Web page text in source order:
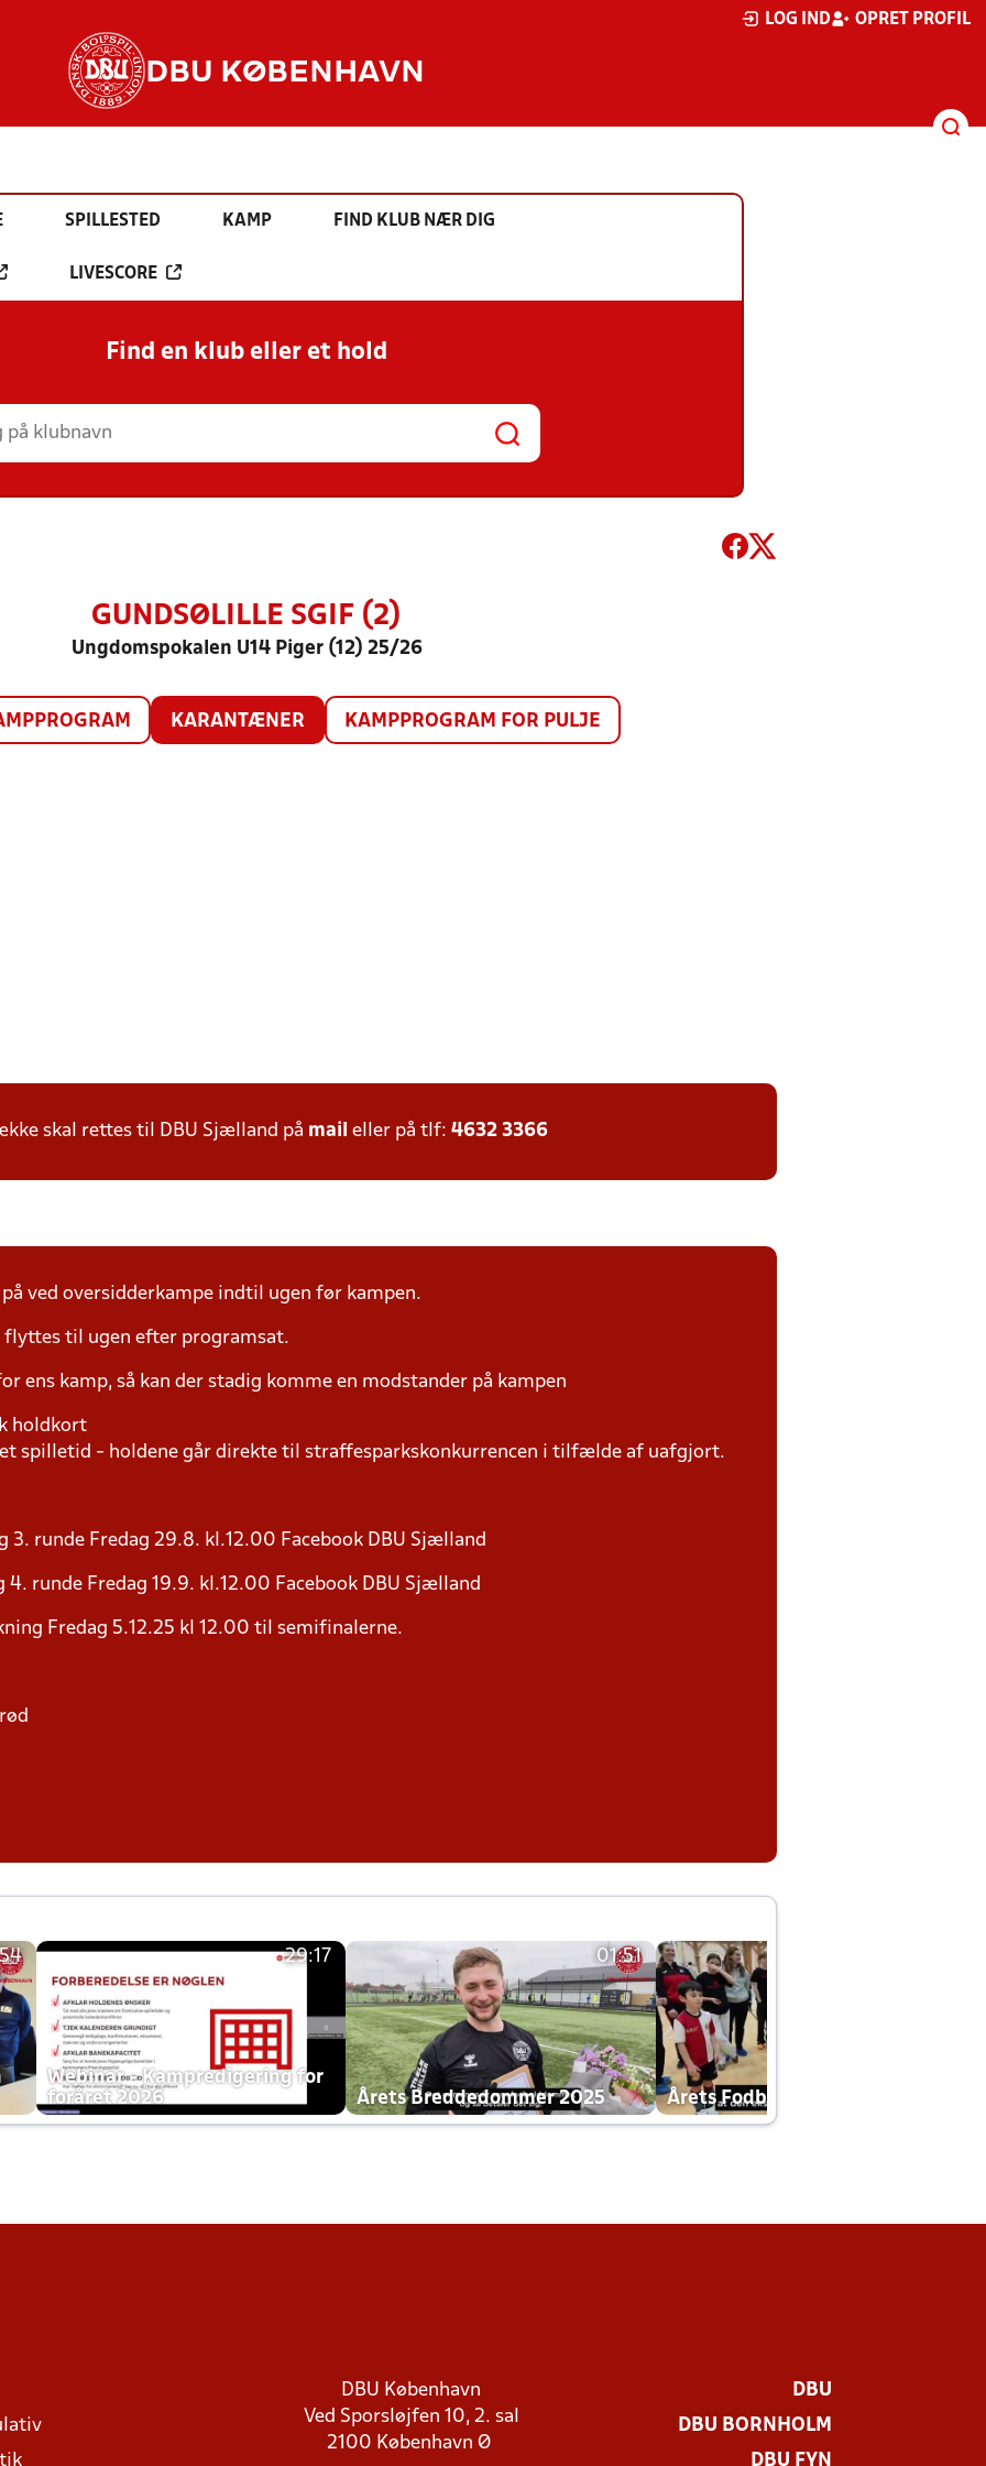
LOG IND OPRET PROFIL
DBU KØBENHAVN
SPILLESTED KAMP FIND KLUB NÆR DIG
LIVESCORE
Find en klub eller et hold
GUNDSØLILLE SGIF (2)
Ungdomspokalen U14 Piger (12) 25/26
KARANTÆNER KAMPPROGRAM FOR PULJE
skal rettes til DBU Sjælland på mail eller på tlf: 4632 3366
ved oversidderkampe indtil ugen før kampen.
flyttes til ugen efter programsat.
ens kamp, så kan der stadig komme en modstander på kampen
holdkort
spilletid - holdene går direkte til straffesparkskonkurrencen i tilfælde af uafgjort.
runde Fredag 29.8. kl.12.00 Facebook DBU Sjælland
runde Fredag 19.9. kl.12.00 Facebook DBU Sjælland
Fredag 5.12.25 kl 12.00 til semifinalerne.
29:17
Webinar - Kampredigering for
foråret 2026
01:51
Årets Breddedommer 2025 Årets Fodboldklub 2025 mp4
DBU København
Ved Sporsløjfen 10, 2. sal
2100 København Ø
DBU
DBU BORNHOLM
DBU FYN